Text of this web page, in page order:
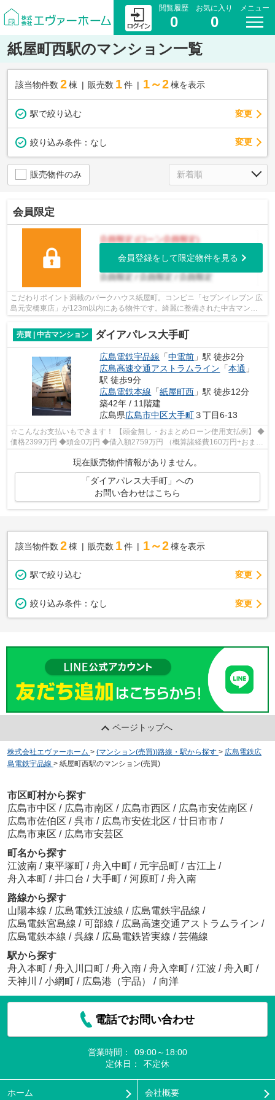
閲覧履歴
0
お気に入り
0
メニュー
紙屋町西駅のマンション一覧
該当物件数 2棟 販売数 1 件 1～2 棟を表示
駅で絞り込む 変更
絞り込み条件： なし 変更
販売物件のみ
会員限定
会員登録をして限定物件を見る
こだわりポイント満載のパークハウス紙屋町。コンビニ「セブンイレブン 広
島元安橋東店」が123m以内にある物件です。綺麗に整備された中古マンシ
売買 | 中古マンション
ダイアパレス大手町
広島電鉄宇品線 「中電前 」駅 徒歩2分
広島高速交通アストラムライン 「本通 」
駅 徒歩9分
広島電鉄本線 「紙屋町西 」駅 徒歩12分
築42年 / 11階建
広島県広島市中区大手町３丁目6-13
☆こんなお支払いもできます！ 【頭金無し・おまとめローン使用支払例】 ◆
価格2399万円 ◆頭金0万円 ◆借入額2759万円 （概算諸経費160万円+おまと
現在販売物件情報がありません。
「ダイアパレス大手町」への
お問い合わせはこちら
該当物件数 2棟 販売数 1 件 1～2 棟を表示
駅で絞り込む 変更
絞り込み条件： なし 変更
ページトップへ
株式会社エヴァーホーム > (マンション(売買))路線・駅から探す > 広島電鉄広
島電鉄宇品線 > 紙屋町西駅のマンション(売買)
市区町村から探す
広島市中区 / 広島市南区 / 広島市西区 / 広島市安佐南区 /
広島市佐伯区 / 呉市 / 広島市安佐北区 / 廿日市市 /
広島市東区 / 広島市安芸区
町名から探す
江波南 / 東平塚町 / 舟入中町 / 元宇品町 / 古江上 /
舟入本町 / 井口台 / 大手町 / 河原町 / 舟入南
路線から探す
山陽本線 / 広島電鉄江波線 / 広島電鉄宇品線 /
広島電鉄宮島線 / 可部線 / 広島高速交通アストラムライン /
広島電鉄本線 / 呉線 / 広島電鉄皆実線 / 芸備線
駅から探す
舟入本町 / 舟入川口町 / 舟入南 / 舟入幸町 / 江波 / 舟入町 /
天神川
/ 小網町 / 広島港（宇品） / 向洋
電話でお問い合わせ
営業時間：
09:00～18:00
定休日：
不定休
ホーム 会社概要